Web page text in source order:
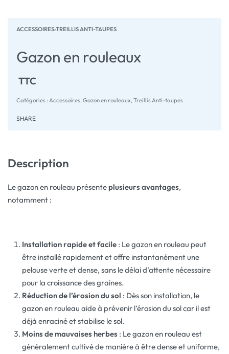
ACCESSOIRES›TREILLIS ANTI-TAUPES
Gazon en rouleaux
TTC
Catégories : Accessoires,Gazon en rouleaux,Treillis Anti-taupes
SHARE
Description
Le gazon en rouleau présente plusieurs avantages,
notamment :
Installation rapide et facile : Le gazon en rouleau peut
être installé rapidement et offre instantanément une
pelouse verte et dense, sans le délai d’attente nécessaire
pour la croissance des graines.
Réduction de l’érosion du sol : Dès son installation, le
gazon en rouleau aide à prévenir l’érosion du sol car il est
déjà enraciné et stabilise le sol.
Moins de mauvaises herbes : Le gazon en rouleau est
généralement cultivé de manière à être dense et uniforme,